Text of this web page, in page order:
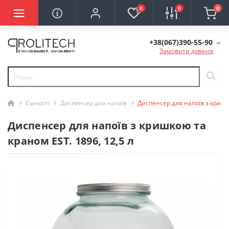
0 0 0
+38(067)390-55-90
Замовити дзвінок
Ємності Диспенсер для напоїв Диспенсер для напоїв з
Диспенсер для напоїв з кришкою та
краном EST. 1896, 12,5 л